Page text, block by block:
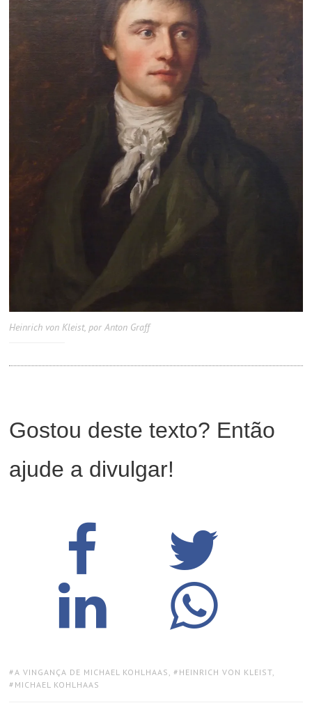
Heinrich von Kleist, por Anton Graff
Gostou deste texto? Então
ajude a divulgar!
TAGS:
A VINGANÇA DE MICHAEL KOHLHAAS , HEINRICH VON KLEIST,
MICHAEL KOHLHAAS